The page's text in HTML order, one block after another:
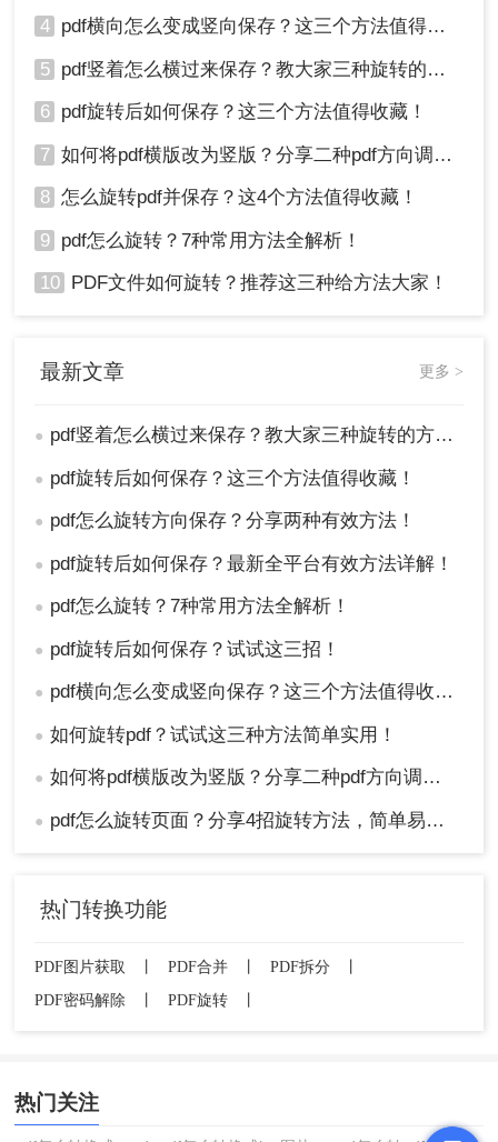
4 pdf横向怎么变成竖向保存？这三个方法值得收藏！
5 pdf竖着怎么横过来保存？教大家三种旋转的方法！
6 pdf旋转后如何保存？这三个方法值得收藏！
7 如何将pdf横版改为竖版？分享二种pdf方向调整方法！
8 怎么旋转pdf并保存？这4个方法值得收藏！
9 pdf怎么旋转？7种常用方法全解析！
10 PDF文件如何旋转？推荐这三种给方法大家！
最新文章 更多 >
● pdf竖着怎么横过来保存？教大家三种旋转的方法！
● pdf旋转后如何保存？这三个方法值得收藏！
● pdf怎么旋转方向保存？分享两种有效方法！
● pdf旋转后如何保存？最新全平台有效方法详解！
● pdf怎么旋转？7种常用方法全解析！
● pdf旋转后如何保存？试试这三招！
● pdf横向怎么变成竖向保存？这三个方法值得收藏！
● 如何旋转pdf？试试这三种方法简单实用！
● 如何将pdf横版改为竖版？分享二种pdf方向调整方法！
● pdf怎么旋转页面？分享4招旋转方法，简单易上手!
热门转换功能
PDF图片获取 丨 PDF合并 丨 PDF拆分
丨
PDF密码解除
PDF旋转
热门关注